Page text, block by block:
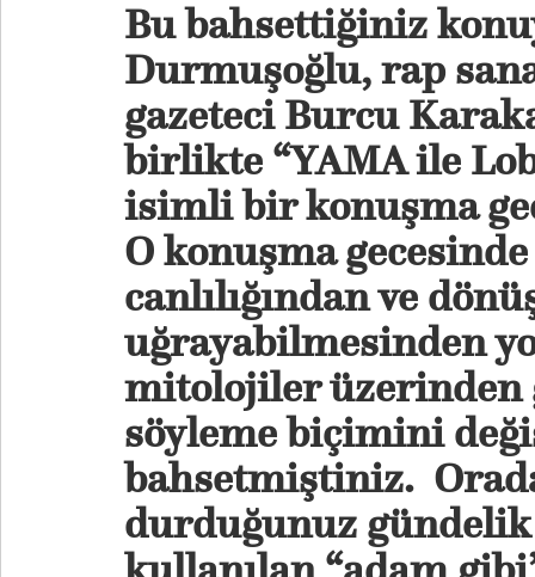
Bu bahsettiğiniz
Durmuşoğlu, rap
gazeteci Burcu
birlikte “YAMA ile
isimli bir konuşma
O konuşma
canlılığından ve
uğrayabilmesinden
mitolojiler
söyleme biçimini
bahsetmiştiniz.
durduğunuz